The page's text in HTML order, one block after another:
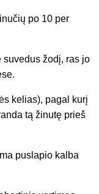
po 10 per
suvedus žodį, ras jo
kelias), pagal kurį
tą žinutę prieš
puslapio kalba